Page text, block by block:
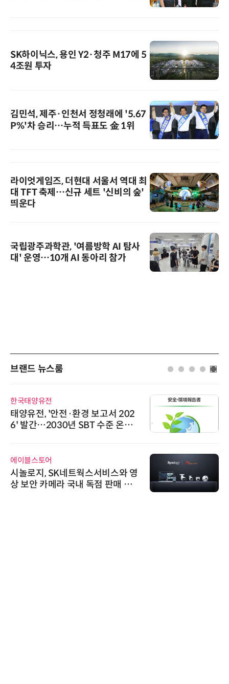
SK하이닉스, 용인 Y2·청주 M17에 5
4조원 투자
김민석, 제주·인천서 정청래에 '5.67
P%'차 승리…누적 득표도 金 1위
라이엇게임즈, 더현대 서울서 역대 최
대 TFT 축제…신규 세트 '신비의 숲'
띄운다
국립광주과학관, '여름방학 AI 탐사
대' 운영…10개 AI 동아리 참가
브랜드 뉴스룸
한국태양유전
태양유전, '안전·환경 보고서 202
6' 발간…2030년 SBT 수준 온실
에이블스토어
시놀로지, SK네트웍스서비스와 영
상 보안 카메라 국내 독점 판매 파